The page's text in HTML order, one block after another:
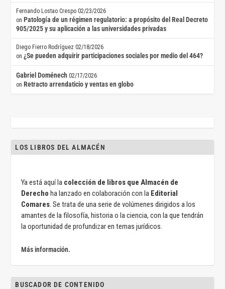
Fernando Lostao Crespo 02/23/2026
on Patología de un régimen regulatorio: a propósito del Real Decreto
905/2025 y su aplicación a las universidades privadas
Diego Fierro Rodríguez 02/18/2026
on¿Se pueden adquirir participaciones sociales por medio del 464?
Gabriel Doménech 02/17/2026
on Retracto arrendaticio y ventas en globo
LOS LIBROS DEL ALMACÉN
Ya está aquí la colección de libros que Almacén de
Derecho ha lanzado en colaboración con la Editorial
Comares. Se trata de una serie de volúmenes dirigidos a los
amantes de la filosofía, historia o la ciencia, con la que tendrán
la oportunidad de profundizar en temas jurídicos.
Más información.
BUSCADOR DE CONTENIDO